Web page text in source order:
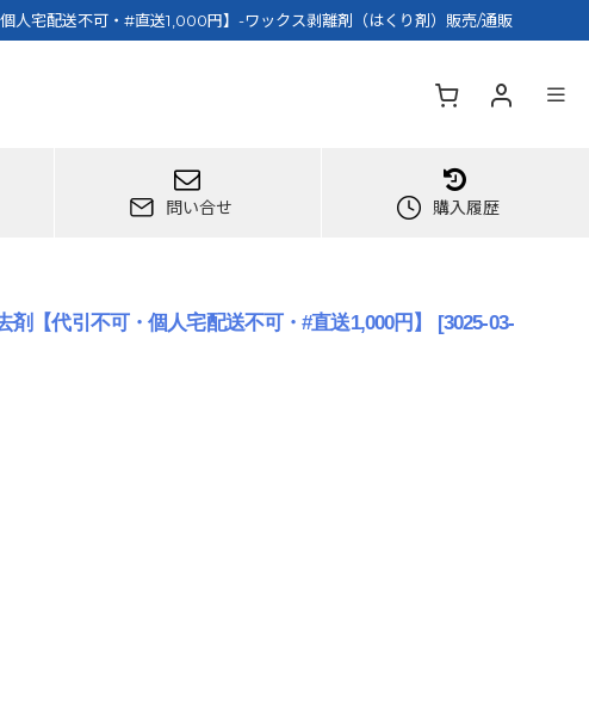
人宅配送不可・#直送1,000円】-ワックス剥離剤（はくり剤）販売/通販
問い合せ 購入履歴
【代引不可・個人宅配送不可・#直送1,000円】 [3025-03-